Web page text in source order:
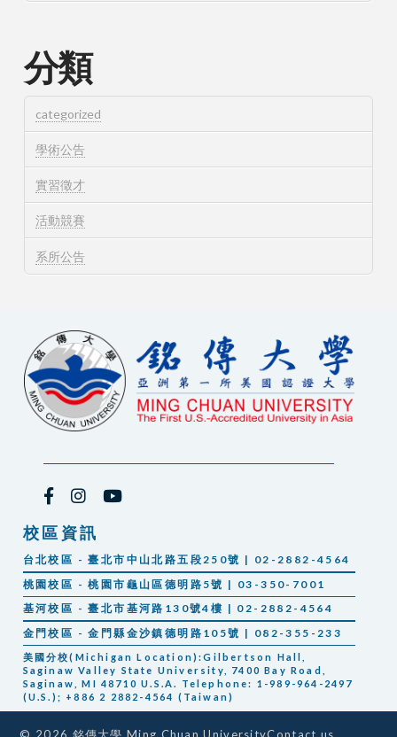
分類
categorized
學術公告
實習徵才
活動競賽
系所公告
校區資訊
台北校區 - 臺北市中山北路五段250號 | 02-2882-4564
桃園校區 - 桃園市龜山區德明路5號 | 03-350-7001
基河校區 - 臺北市基河路130號4樓 | 02-2882-4564
金門校區 - 金門縣金沙鎮德明路105號 | 082-355-233
美國分校(Michigan Location):Gilbertson Hall,
Saginaw Valley State University, 7400 Bay Road,
Saginaw, MI 48710 U.S.A. Telephone: 1-989-964-2497
(U.S.); +886 2 2882-4564 (Taiwan)
Contact us